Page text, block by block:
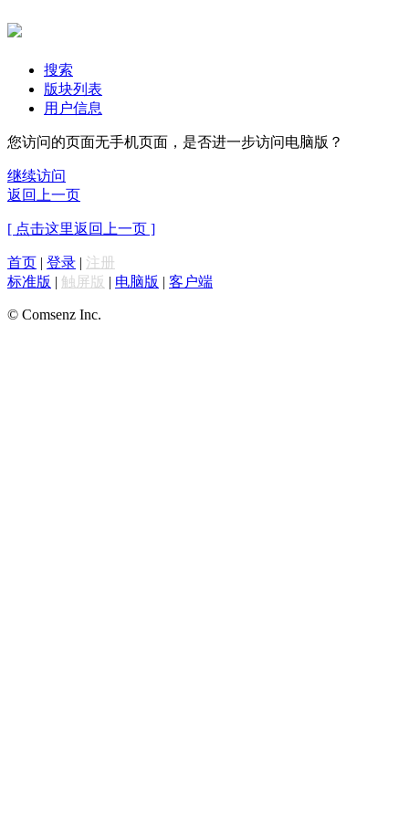
搜索
版块列表
用户信息
您访问的页面无手机页面，是否进一步访问电脑版？
继续访问
返回上一页
[ 点击这里返回上一页 ]
首页 | 登录 | 注册
标准版 | 触屏版 | 电脑版 | 客户端
© Comsenz Inc.